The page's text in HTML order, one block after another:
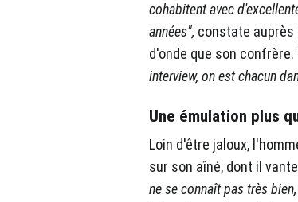
cohabitent avec
années", constate auprès
d'onde que son confrère.
interview, on est chacun
Une émulation plus
Loin d'être jaloux,
sur son aîné, dont il
ne se connaît pas très